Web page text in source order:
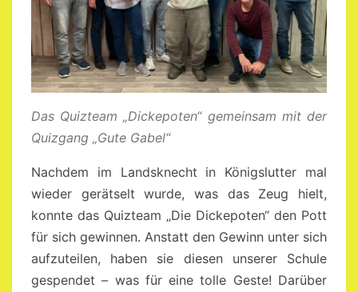
Das Quizteam „Dickepoten“ gemeinsam mit der
Quizgang „Gute Gabel“
Nachdem im Landsknecht in Königslutter mal
wieder gerätselt wurde, was das Zeug hielt,
konnte das Quizteam „Die Dickepoten“ den Pott
für sich gewinnen. Anstatt den Gewinn unter sich
aufzuteilen, haben sie diesen unserer Schule
gespendet – was für eine tolle Geste! Darüber